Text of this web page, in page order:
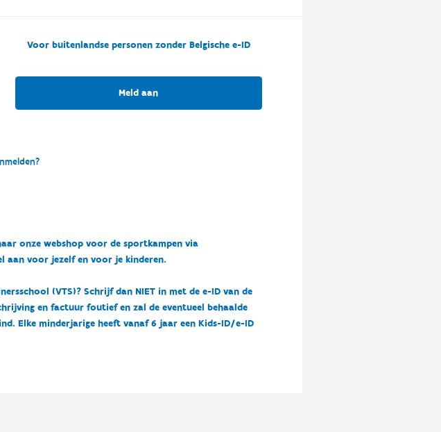
Voor buitenlandse personen zonder Belgische e-ID
Meld aan
onze webshop voor de sportkampen via
aan voor jezelf en voor je kinderen.
(VTS)? Schrijf dan NIET in met de e-ID van de
en factuur foutief en zal de eventueel behaalde
Elke minderjarige heeft vanaf 6 jaar een Kids-ID/e-ID